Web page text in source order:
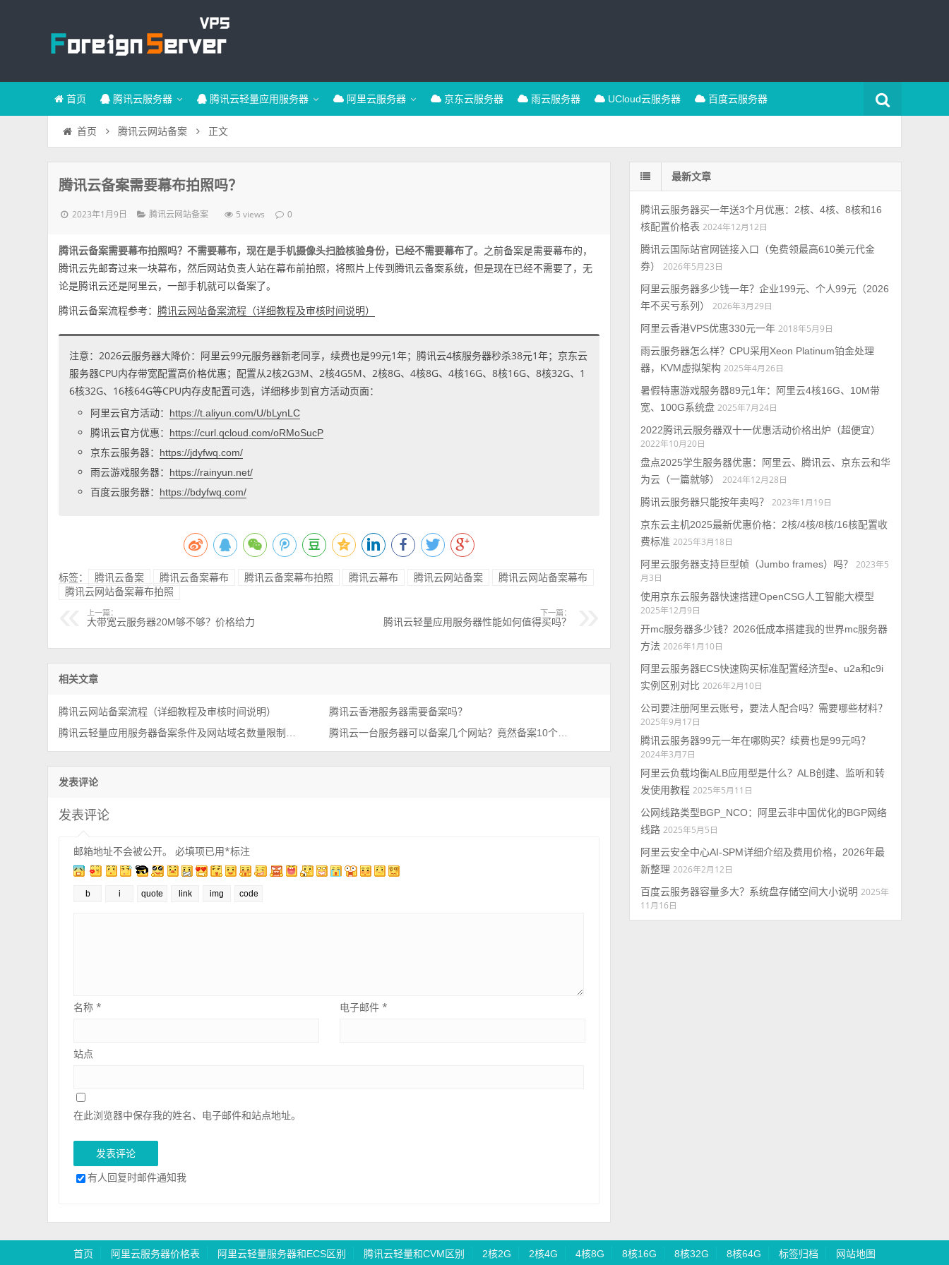
首页 腾讯云服务器 腾讯云轻量应用服务器 阿里云服务器 京东云服务器 雨云服务器 UCloud云服务器 百度云服务器
首页 腾讯云网站备案 正文
腾讯云备案需要幕布拍照吗？
2023年1月9日 腾讯云网站备案 5 views 0
腾讯云备案需要幕布拍照吗？不需要幕布，现在是手机摄像头扫脸核验身份，已经不需要幕布了。之前备案是需要幕布的，
腾讯云先邮寄过来一块幕布，然后网站负责人站在幕布前拍照，将照片上传到腾讯云备案系统，但是现在已经不需要了，无
论是腾讯云还是阿里云，一部手机就可以备案了。
腾讯云备案流程参考：腾讯云网站备案流程（详细教程及审核时间说明）
注意：2026云服务器大降价：阿里云99元服务器新老同享，续费也是99元1年；腾讯云4核服务器秒杀38元1年；京东云
服务器CPU内存带宽配置高价格优惠；配置从2核2G3M、2核4G5M、2核8G、4核8G、4核16G、8核16G、8核32G、1
6核32G、16核64G等CPU内存皮配置可选，详细移步到官方活动页面：
阿里云官方活动：
https://t.aliyun.com/U/bLynLC
腾讯云官方优惠： https://curl.qcloud.com/oRMoSucP
京东云服务器： https://jdyfwq.com/
雨云游戏服务器： https://rainyun.net/
百度云服务器： https://bdyfwq.com/
标签： 腾讯云备案 腾讯云备案幕布 腾讯云备案幕布拍照 腾讯云幕布 腾讯云网站备案
腾讯云网站备案幕布
腾讯云网站备案幕布拍照
上一篇：
大带宽云服务器20M够不够？价格给力
下一篇：
腾讯云轻量应用服务器性能如何值得买吗？
相关文章
腾讯云网站备案流程（详细教程及审核时间说明）
腾讯云香港服务器需要备案吗？
发表评论
发表评论
邮箱地址不会被公开。 必填项已用*标注
名称* 电子邮件 *
站点
在此浏览器中保存我的姓名、电子邮件和站点地址。
有人回复时邮件通知我
最新文章
腾讯云服务器买一年送3个月优惠：2核、4核、8核和16
核配置价格表 2024年12月12日
腾讯云国际站官网链接入口（免费领最高610美元代金
券）
2026年5月23日
阿里云服务器多少钱一年？企业199元、个人99元（2026
年不买亏系列）
2026年3月29日
阿里云香港VPS优惠330元一年 2018年5月9日
雨云服务器怎么样？CPU采用Xeon Platinum铂金处理
器，KVM虚拟架构 2025年4月26日
暑假特惠游戏服务器89元1年：阿里云4核16G、10M带
宽、100G系统盘 2025年7月24日
2022腾讯云服务器双十一优惠活动价格出炉（超便宜）
2022年10月20日
盘点2025学生服务器优惠：阿里云、腾讯云、京东云和华
为云（一篇就够）
2024年12月28日
腾讯云服务器只能按年卖吗？
2023年1月19日
京东云主机2025最新优惠价格：2核/4核/8核/16核配置收
费标准 2025年3月18日
阿里云服务器支持巨型帧（Jumbo frames）吗？
2023年5
月3日
使用京东云服务器快速搭建OpenCSG人工智能大模型
2025年12月9日
开mc服务器多少钱？2026低成本搭建我的世界mc服务器
方法 2026年1月10日
阿里云服务器ECS快速购买标准配置经济型e、u2a和c9i
实例区别对比 2026年2月10日
公司要注册阿里云账号，要法人配合吗？需要哪些材料？
2025年9月17日
腾讯云服务器99元一年在哪购买？续费也是99元吗？
2024年3月7日
阿里云负载均衡ALB应用型是什么？ALB创建、监听和转
发使用教程 2025年5月11日
公网线路类型BGP_NCO：阿里云非中国优化的BGP网络
线路 2025年5月5日
阿里云安全中心AI-SPM详细介绍及费用价格，2026年最
新整理 2026年2月12日
百度云服务器容量多大？系统盘存储空间大小说明 2025年
11月16日
首页 阿里云服务器价格表 阿里云轻量服务器和ECS区别 腾讯云轻量和CVM区别 2核2G 2核4G 4核8G 8核16G 8核32G 8核64G 标签归档 网站地图